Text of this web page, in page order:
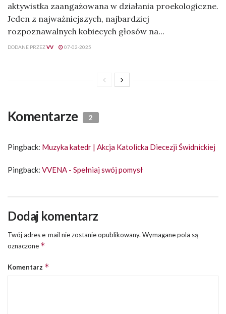
aktywistka zaangażowana w działania proekologiczne.
Jeden z najważniejszych, najbardziej
rozpoznawalnych kobiecych głosów na...
DODANE PRZEZVV 07-02-2025
Komentarze 2
Pingback: Muzyka katedr | Akcja Katolicka Diecezji Świdnickiej
Pingback: VVENA - Spełniaj swój pomysł
Dodaj komentarz
Twój adres e-mail nie zostanie opublikowany. Wymagane pola są
oznaczone *
Komentarz *